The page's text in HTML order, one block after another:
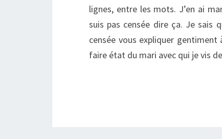
lignes, entre les mots. J’en ai
suis pas censée dire ça. Je sais
censée vous expliquer gentiment
faire état du mari avec qui je vis